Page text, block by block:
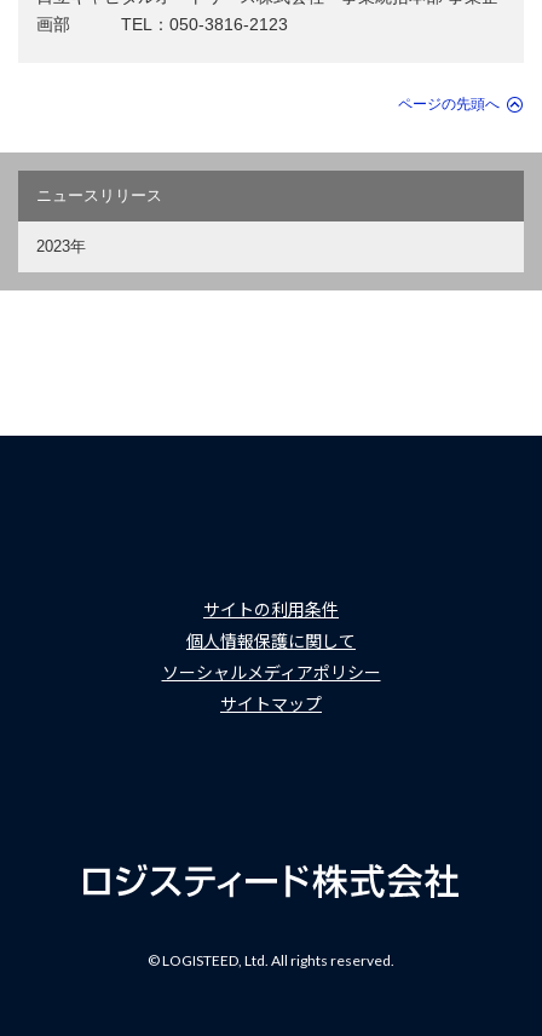
画部 TEL：050-3816-2123
ページの先頭へ
ニュースリリース
2023年
サイトの利用条件
個人情報保護に関して
ソーシャルメディアポリシー
サイトマップ
© LOGISTEED, Ltd. All rights reserved.